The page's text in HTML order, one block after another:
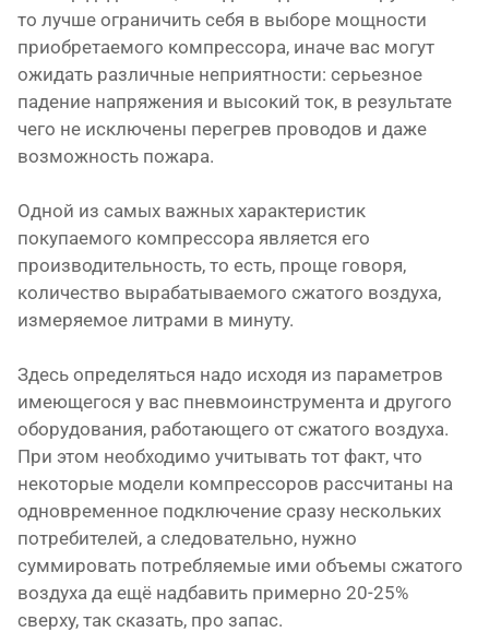
то лучше ограничить себя в выборе мощности
приобретаемого компрессора, иначе вас могут
ожидать различные неприятности: серьезное
падение напряжения и высокий ток, в результате
чего не исключены перегрев проводов и даже
возможность пожара.
Одной из самых важных характеристик
покупаемого компрессора является его
производительность, то есть, проще говоря,
количество вырабатываемого сжатого воздуха,
измеряемое литрами в минуту.
Здесь определяться надо исходя из параметров
имеющегося у вас пневмоинструмента и другого
оборудования, работающего от сжатого воздуха.
При этом необходимо учитывать тот факт, что
некоторые модели компрессоров рассчитаны на
одновременное подключение сразу нескольких
потребителей, а следовательно, нужно
суммировать потребляемые ими объемы сжатого
воздуха да ещё надбавить примерно 20-25%
сверху, так сказать, про запас.